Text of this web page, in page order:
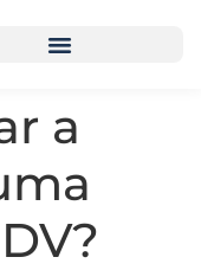
a